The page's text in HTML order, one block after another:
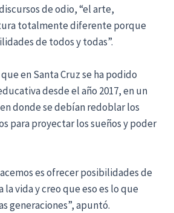
de odio, “el arte,
totalmente diferente porque
de todos y todas”.
en Santa Cruz se ha podido
desde el año 2017, en un
donde se debían redoblar los
para proyectar los sueños y poder
es ofrecer posibilidades de
vida y creo que eso es lo que
generaciones”, apuntó.